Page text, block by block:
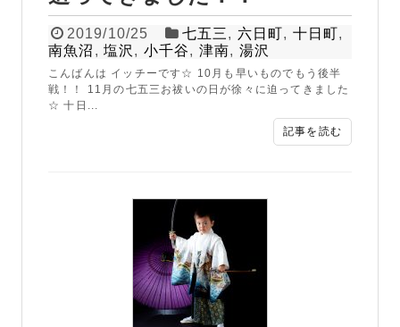
2019/10/25 七五三, 六日町, 十日町,
南魚沼 ,塩沢 , 小千谷, 津南, 湯沢
こんばんは イッチーです☆ 10月も早いものでもう後半
戦！！ 11月の七五三お祓いの日が徐々に迫ってきました
☆ 十日...
記事を読む